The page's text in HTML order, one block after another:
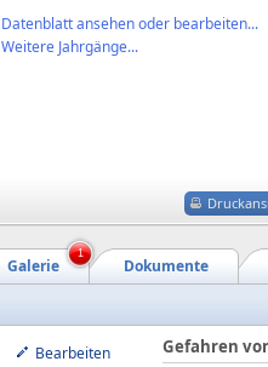
Datenblatt ansehen oder bearbeiten...
Weitere Jahrgänge...
Dokumente
Galerie
1
Bearbeiten Gefahren